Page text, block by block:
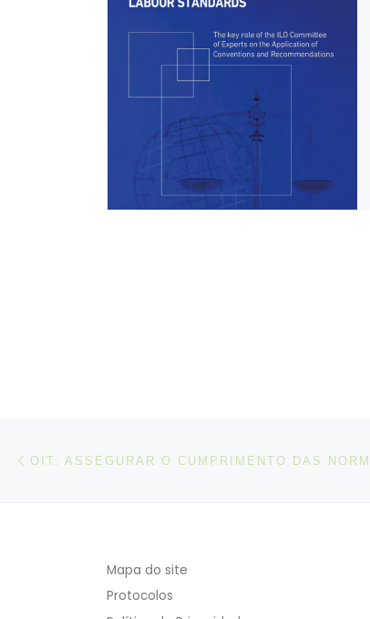
Post navigation
Mapa do site
Protocolos